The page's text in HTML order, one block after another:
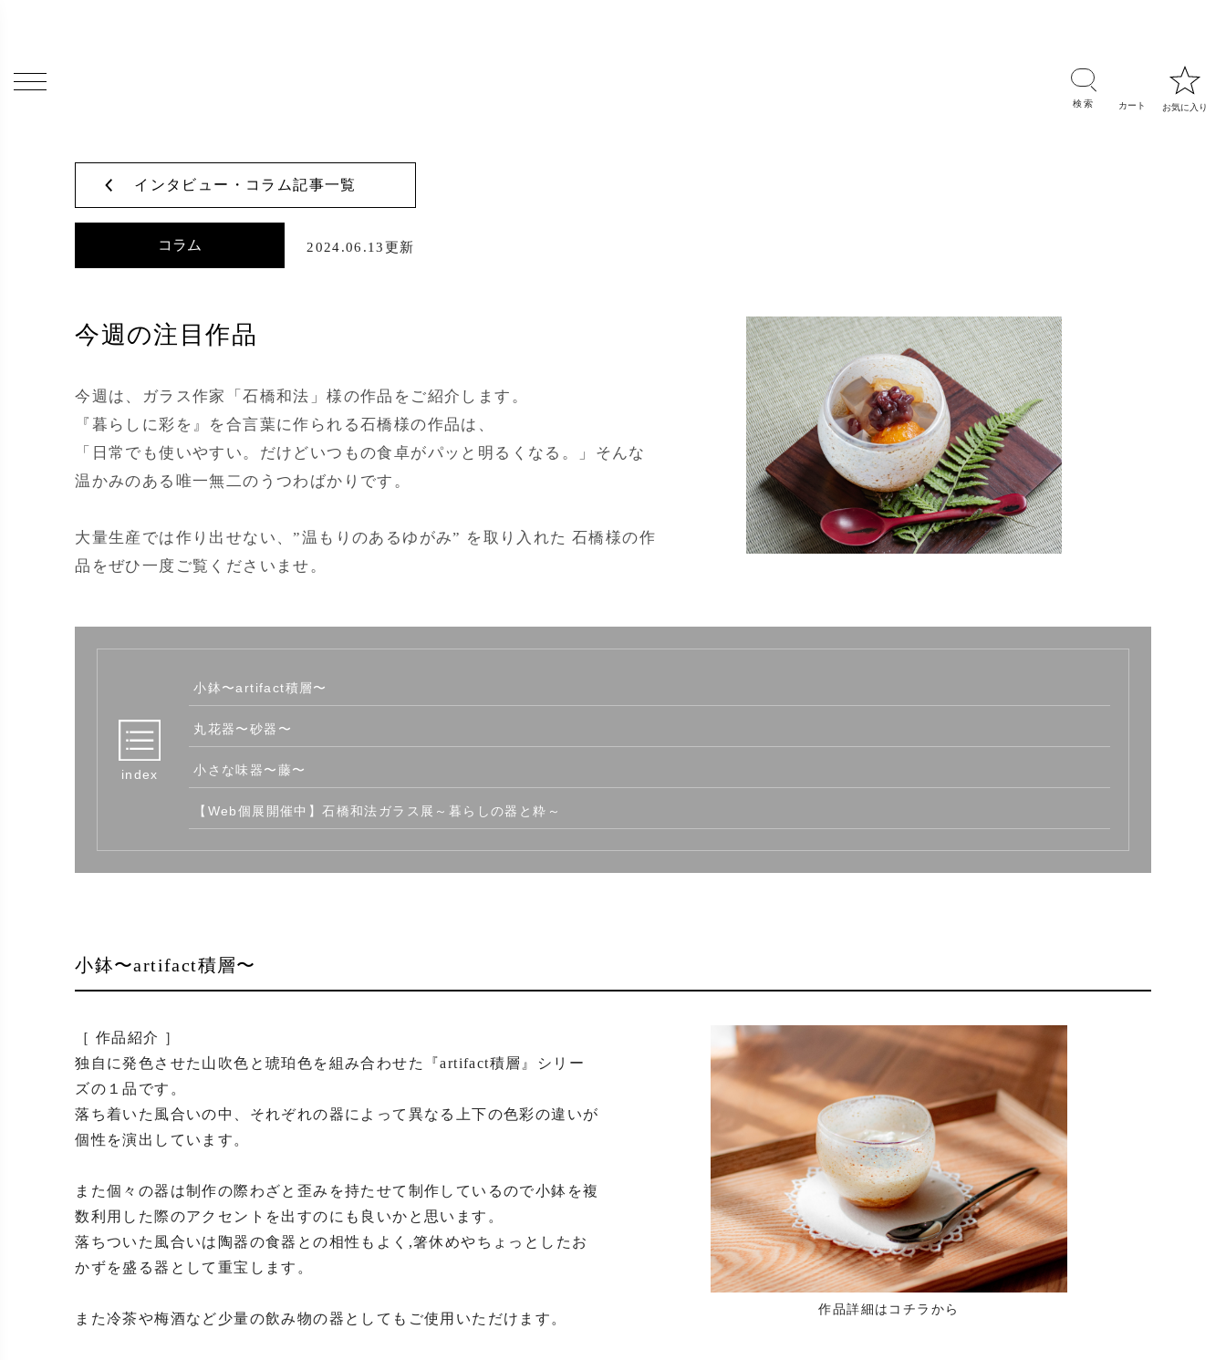
インタビュー・コラム記事一覧
コラム 2024.06.13更新
今週の注目作品
今週は、ガラス作家「石橋和法」様の作品をご紹介します。
『暮らしに彩を』を合言葉に作られる石橋様の作品は、
「日常でも使いやすい。だけどいつもの食卓がパッと明るくなる。」そんな
温かみのある唯一無二のうつわばかりです。
大量生産では作り出せない、”温もりのあるゆがみ” を取り入れた 石橋様の作
小鉢〜artifact積層〜
丸花器〜砂器〜
小さな味器〜藤〜
【Web個展開催中】石橋和法ガラス展～暮らしの器と粋～
小鉢〜artifact積層〜
［ 作品紹介 ］
独自に発色させた山吹色と琥珀色を組み合わせた『artifact積層』シリー
ズの１品です。
落ち着いた風合いの中、それぞれの器によって異なる上下の色彩の違いが
個性を演出しています。
また個々の器は制作の際わざと歪みを持たせて制作しているので小鉢を複
数利用した際のアクセントを出すのにも良いかと思います。
落ちついた風合いは陶器の食器との相性もよく,箸休めやちょっとしたお
かずを盛る器として重宝します。
また冷茶や梅酒など少量の飲み物の器としてもご使用いただけます。
作品詳細はコチラから